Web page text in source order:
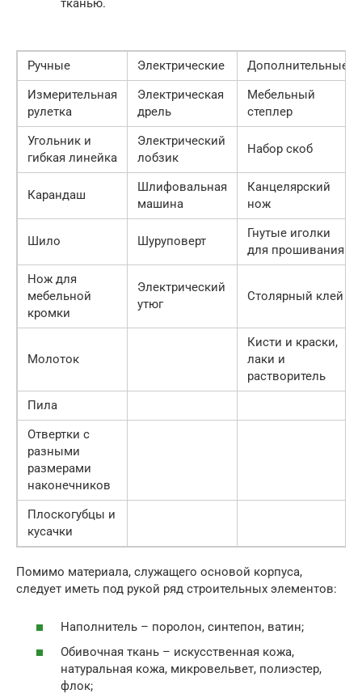
тканью.
Ручные Электрические
Дополнительные
Измерительная
рулетка
Электрическая
дрель
Мебельный
степлер
Угольник и
гибкая линейка
Электрический
лобзик
Набор скоб
Карандаш
Шлифовальная
машина
Канцелярский
нож
Шило Шуруповерт
Гнутые иголки
для прошивания
Нож для
мебельной
кромки
Электрический
утюг
Столярный клей
Молоток
Кисти и краски,
лаки и
растворитель
Пила
Отвертки с
разными
размерами
наконечников
Плоскогубцы и
кусачки
Помимо материала, служащего основой корпуса,
следует иметь под рукой ряд строительных элементов:
Наполнитель – поролон, синтепон, ватин;
Обивочная ткань – искусственная кожа,
натуральная кожа, микровельвет, полиэстер,
флок;